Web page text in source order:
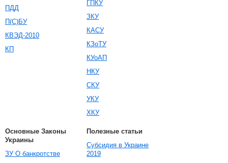
ПДД
П(С)БУ
КВЭД-2010
КП
ГПКУ
ЗКУ
КАСУ
КЗоТУ
КУоАП
НКУ
СКУ
УКУ
ХКУ
Основные Законы
Украины
ЗУ О банкротстве
Полезные статьи
Субсидия в Украине
2019